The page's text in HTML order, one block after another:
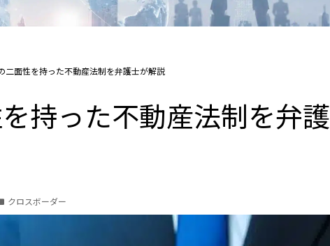
二面性を持った不動産法制を弁護士が解説
持った不動産法制を弁護
クロスボーダー